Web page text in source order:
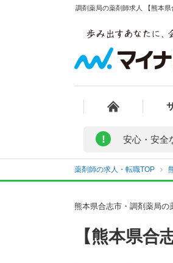
調剤薬局の薬剤師求人 【熊本
! 安心・安全
薬剤師の求人・転職TOP
熊本県合志市・調剤薬局の
【熊本県